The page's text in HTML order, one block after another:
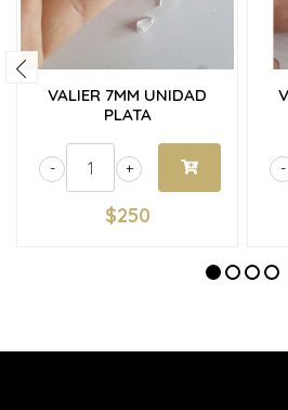
VALIER 7MM UNIDAD
PLATA
+
-
$250
-